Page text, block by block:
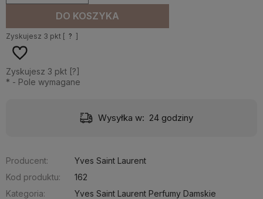
DO KOSZYKA
Zyskujesz 3 pkt [ ? ]
Zyskujesz 3 pkt [?]
* - Pole wymagane
Wysyłka w: 24 godziny
Producent:
Yves Saint Laurent
Kod produktu:
162
Kategoria:
Yves Saint Laurent Perfumy Damskie